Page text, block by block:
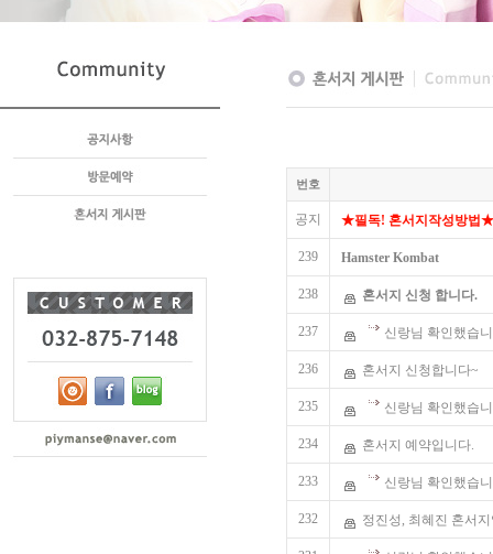
번호
공지 ★필독! 혼서지작성방법★
239 Hamster Kombat
238 혼서지 신청 합니다.
237 신랑님 확인했습
236 혼서지 신청합니다~
235 신랑님 확인했습
234 혼서지 예약입니다.
233 신랑님 확인했습
232 정진성, 최혜진 혼서